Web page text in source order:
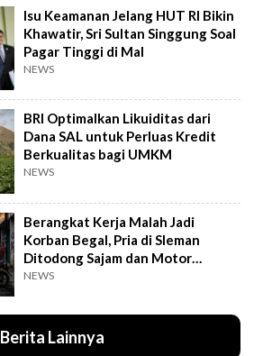
Isu Keamanan Jelang HUT RI Bikin
Khawatir, Sri Sultan Singgung Soal
Pagar Tinggi di Mal
NEWS
BRI Optimalkan Likuiditas dari
Dana SAL untuk Perluas Kredit
Berkualitas bagi UMKM
NEWS
Berangkat Kerja Malah Jadi
Korban Begal, Pria di Sleman
Ditodong Sajam dan Motor
Digasak
NEWS
Berita Lainnya